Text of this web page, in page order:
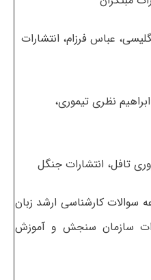
عباس فرزام، انتشارات
نظری تیموری،
سوالات کارشناسی ارشد زبان
سازمان سنجش و آموزش